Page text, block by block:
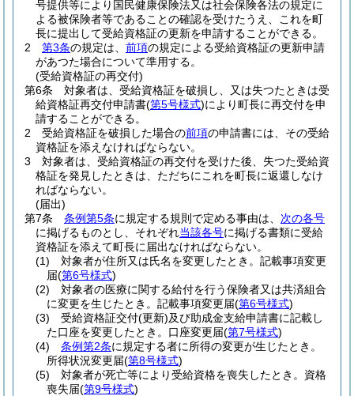
号提供等により国民健康保険法又は社会保険各法の規定に
よる被保険者等であることの確認を受けたうえ、これを町
長に提出して受給資格証の更新を申請することができる。
2
第3条の規定は、 前項の規定による受給資格証の更新申請
があつた場合について準用する。
(受給資格証の再交付)
第6条
対象者は、受給資格証を破損し、又は失つたときは受
給資格証再交付申請書(第5号様式)により町長に再交付を申
請することができる。
2
受給資格証を破損した場合の前項の申請書には、その受給
資格証を添えなければならない。
3
対象者は、受給資格証の再交付を受けた後、失つた受給資
格証を発見したときは、ただちにこれを町長に返還しなけ
ればならない。
(届出)
第7条
条例第5条に規定する規則で定める事由は、 次の各号
に掲げるものとし、それぞれ当該各号に掲げる書類に受給
資格証を添えて町長に届出なければならない。
(1)
対象者が住所又は氏名を変更したとき。記載事項変更
届(第6号様式)
(2)
対象者の医療に関する給付を行う保険者又は共済組合
に変更を生じたとき。記載事項変更届(第6号様式)
(3)
受給資格証交付(更新)及び助成金支給申請書に記載し
た口座を変更したとき。口座変更届(第7号様式)
(4)
条例第2条に規定する者に所得の変更が生じたとき。
所得状況変更届(第8号様式)
(5)
対象者が死亡等により受給資格を喪失したとき。資格
喪失届(第9号様式)